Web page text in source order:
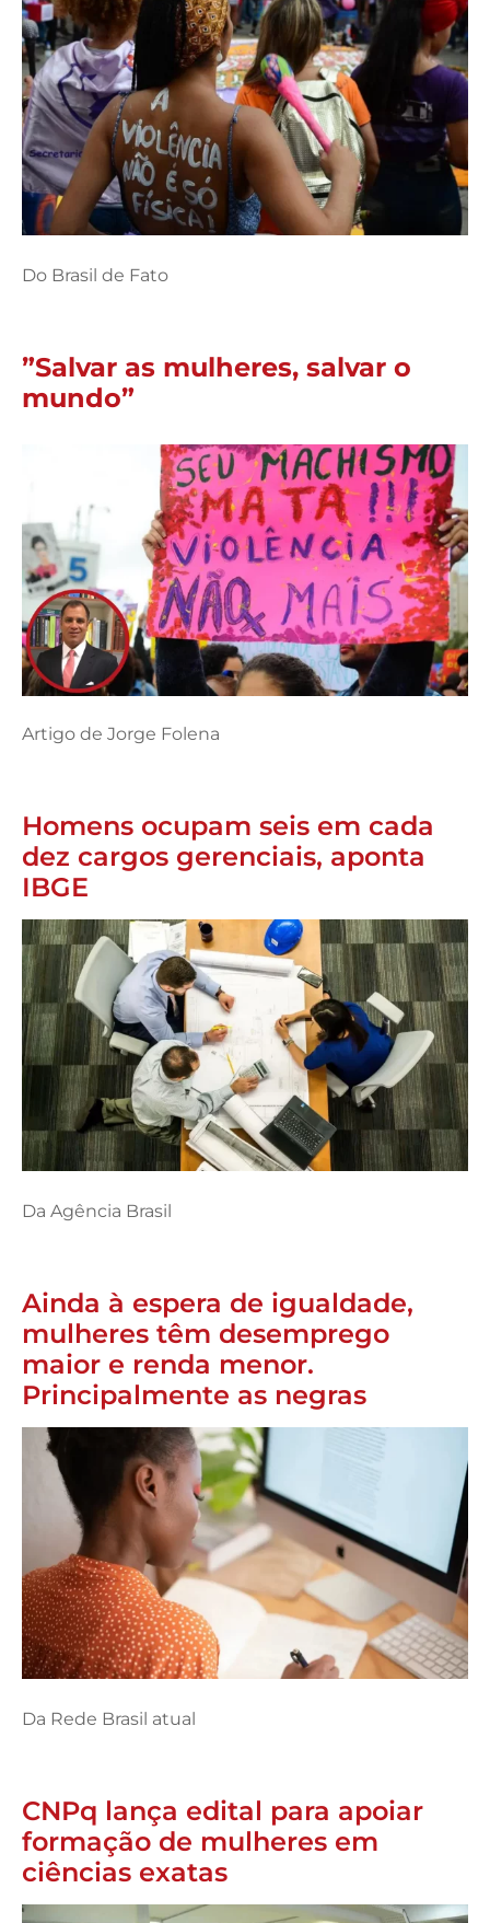
Do Brasil de Fato
”Salvar as mulheres, salvar o
mundo”
Artigo de Jorge Folena
Homens ocupam seis em cada
dez cargos gerenciais, aponta
IBGE
Da Agência Brasil
Ainda à espera de igualdade,
mulheres têm desemprego
maior e renda menor.
Principalmente as negras
Da Rede Brasil atual
CNPq lança edital para apoiar
formação de mulheres em
ciências exatas